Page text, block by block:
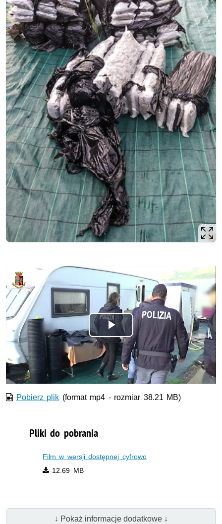
Odtwórz
wideo
Pobierz plik (format mp4 - rozmiar 38.21 MB)
Pliki do pobrania
Film w wersji dostępnej cyfrowo
12.69 MB
↓ Pokaż informacje dodatkowe ↓